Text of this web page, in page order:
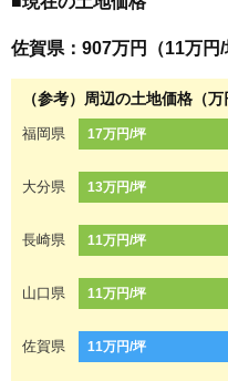
佐賀県：907万円（11万円/
（参考）周辺の土地価格（万
福岡県 17万円/坪
大分県 13万円/坪
長崎県 11万円/坪
山口県 11万円/坪
佐賀県 11万円/坪